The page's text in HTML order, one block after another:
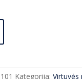
€159.00.
Kategorija: Virtuvės